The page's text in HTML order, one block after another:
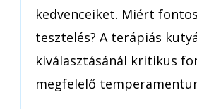
kedvenceiket. Miért
tesztelés? A terápiás
kiválasztásánál kritikus
megfelelő